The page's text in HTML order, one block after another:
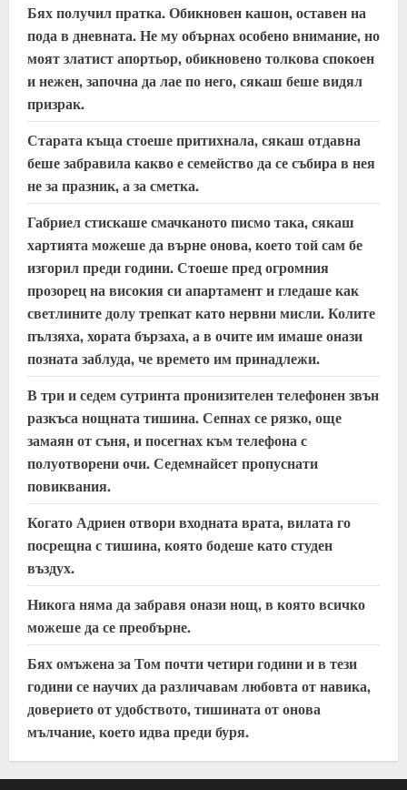
Бях получил пратка. Обикновен кашон, оставен на
пода в дневната. Не му обърнах особено внимание, но
моят златист апортьор, обикновено толкова спокоен
и нежен, започна да лае по него, сякаш беше видял
призрак.
Старата къща стоеше притихнала, сякаш отдавна
беше забравила какво е семейство да се събира в нея
не за празник, а за сметка.
Габриел стискаше смачканото писмо така, сякаш
хартията можеше да върне онова, което той сам бе
изгорил преди години. Стоеше пред огромния
прозорец на високия си апартамент и гледаше как
светлините долу трепкат като нервни мисли. Колите
пълзяха, хората бързаха, а в очите им имаше онази
позната заблуда, че времето им принадлежи.
В три и седем сутринта пронизителен телефонен звън
разкъса нощната тишина. Сепнах се рязко, още
замаян от съня, и посегнах към телефона с
полуотворени очи. Седемнайсет пропуснати
повиквания.
Когато Адриен отвори входната врата, вилата го
посрещна с тишина, която бодеше като студен
въздух.
Никога няма да забравя онази нощ, в която всичко
можеше да се преобърне.
Бях омъжена за Том почти четири години и в тези
години се научих да различавам любовта от навика,
доверието от удобството, тишината от онова
мълчание, което идва преди буря.